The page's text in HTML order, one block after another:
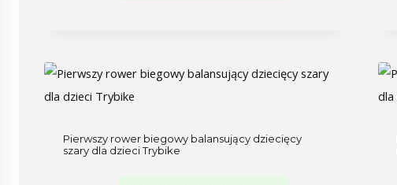
Pierwszy rower biegowy balansujący dziecięcy
szary dla dzieci Trybike